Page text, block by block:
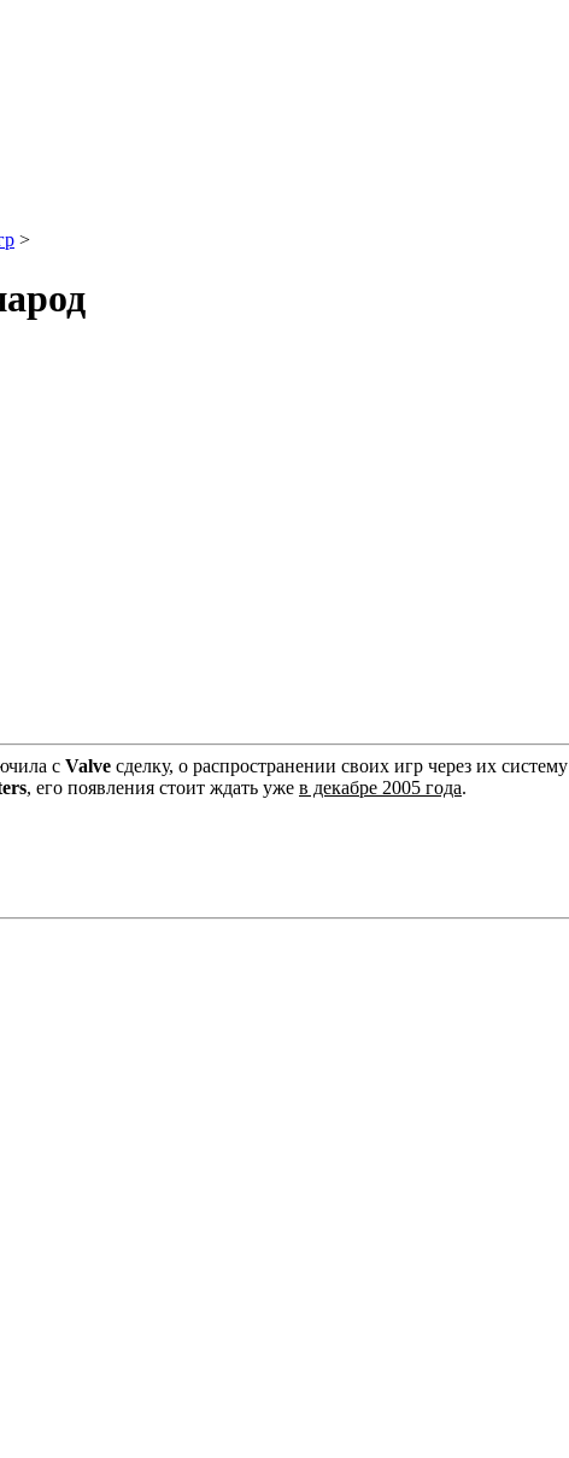
>
с Valve сделку, о распространении своих игр через их систему
, его появления стоит ждать уже в декабре 2005 года.